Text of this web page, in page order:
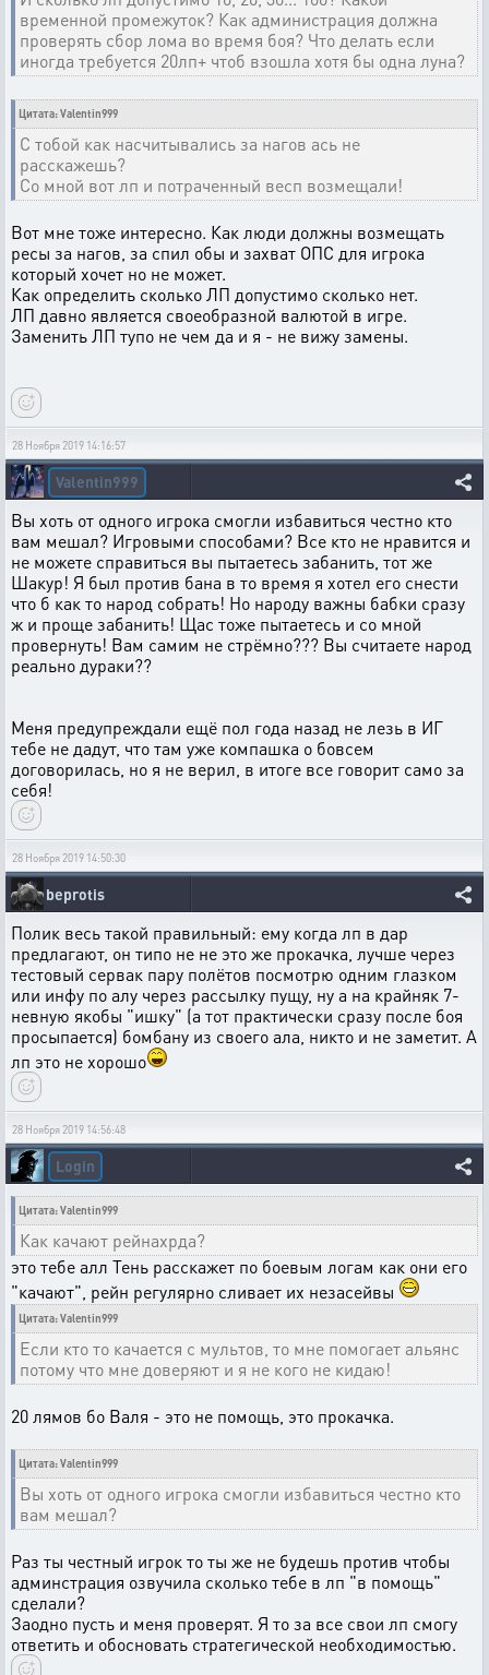
временной промежуток? Как администрация должна
проверять сбор лома во время боя? Что делать если
иногда требуется 20лп+ чтоб взошла хотя бы одна луна?
Цитата: Valentin999
С тобой как насчитывались за нагов ась не
расскажешь?
Со мной вот лп и потраченный весп возмещали!
Вот мне тоже интересно. Как люди должны возмещать
ресы за нагов, за спил обы и захват ОПС для игрока
который хочет но не может.
Как определить сколько ЛП допустимо сколько нет.
ЛП давно является своеобразной валютой в игре.
Заменить ЛП тупо не чем да и я - не вижу замены.
28 Ноября 2019 14:16:57
Valentin999
Вы хоть от одного игрока смогли избавиться честно кто
вам мешал? Игровыми способами? Все кто не нравится и
не можете справиться вы пытаетесь забанить, тот же
Шакур! Я был против бана в то время я хотел его снести
что б как то народ собрать! Но народу важны бабки сразу
ж и проще забанить! Щас тоже пытаетесь и со мной
провернуть! Вам самим не стрёмно??? Вы считаете народ
реально дураки??
Меня предупреждали ещё пол года назад не лезь в ИГ
тебе не дадут, что там уже компашка о бовсем
договорилась, но я не верил, в итоге все говорит само за
себя!
28 Ноября 2019 14:50:30
beprotis
Полик весь такой правильный: ему когда лп в дар
предлагают, он типо не не это же прокачка, лучше через
тестовый сервак пару полётов посмотрю одним глазком
или инфу по алу через рассылку пущу, ну а на крайняк 7-
невную якобы "ишку" (а тот практически сразу после боя
просыпается) бомбану из своего ала, никто и не заметит. А
лп это не хорошо
28 Ноября 2019 14:56:48
Login
Цитата: Valentin999
Как качают рейнахрда?
это тебе алл Тень расскажет по боевым логам как они его
"качают", рейн регулярно сливает их незасейвы
Цитата: Valentin999
Если кто то качается с мультов, то мне помогает альянс
потому что мне доверяют и я не кого не кидаю!
20 лямов бо Валя - это не помощь, это прокачка.
Цитата: Valentin999
Вы хоть от одного игрока смогли избавиться честно кто
вам мешал?
Раз ты честный игрок то ты же не будешь против чтобы
админстрация озвучила сколько тебе в лп "в помощь"
сделали?
Заодно пусть и меня проверят. Я то за все свои лп смогу
ответить и обосновать стратегической необходимостью.